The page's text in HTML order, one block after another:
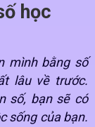
học
mình bằng số
lâu về trước.
số, bạn sẽ có
sống của bạn.